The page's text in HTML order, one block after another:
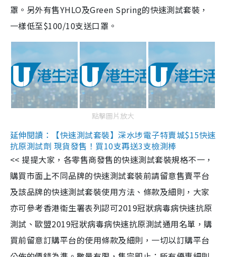
罩。另外有售YHLO及Green Spring的快速測試套裝，
一樣低至$100/10支送口罩。
點擊圖片放大
延伸閱讀：【快速測試套裝】深水埗電子特賣城$15快速
抗原測試劑 現貨發售！買10支再送3支檢測棒
<< 提提大家，各零售商發售的快速測試套裝規格不一，
購買市面上不同品牌的快速測試套裝前請留意售賣平台
及該品牌的快速測試套裝使用方法、條款及細則，大家
亦可參考香港衞生署表列認可2019冠狀病毒病快速抗原
測試、歐盟2019冠狀病毒病快速抗原測試通用名單，購
買前留意訂購平台的使用條款及細則，一切以訂購平台